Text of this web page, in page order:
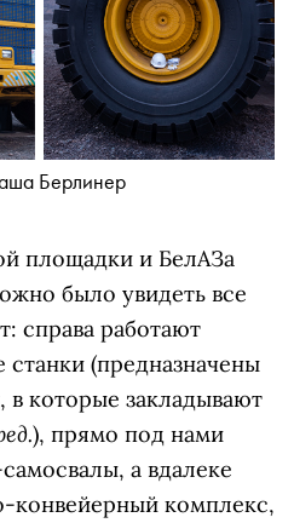
Берлинер
площадки и БелАЗа
было увидеть все
справа работают
(предназначены
в которые закладывают
), прямо под нами
а вдалеке
конвейерный комплекс,